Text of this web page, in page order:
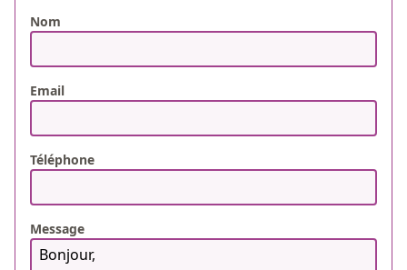
Nom
Email
Téléphone
Message